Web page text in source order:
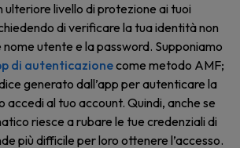
ulteriore livello di protezione ai tuoi
di verificare la tua identità non
nome utente e la password. Supponiamo
di autenticazionecome metodo AMF;
generato dall’app per autenticare la
accedi al tuo account. Quindi, anche se
riesce a rubare le tue credenziali di
più difficile per loro ottenere l’accesso.